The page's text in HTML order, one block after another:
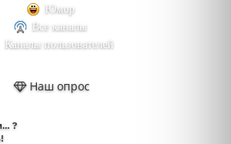
Юмор
Все каналы
Каналы пользователей
Наш опрос
?